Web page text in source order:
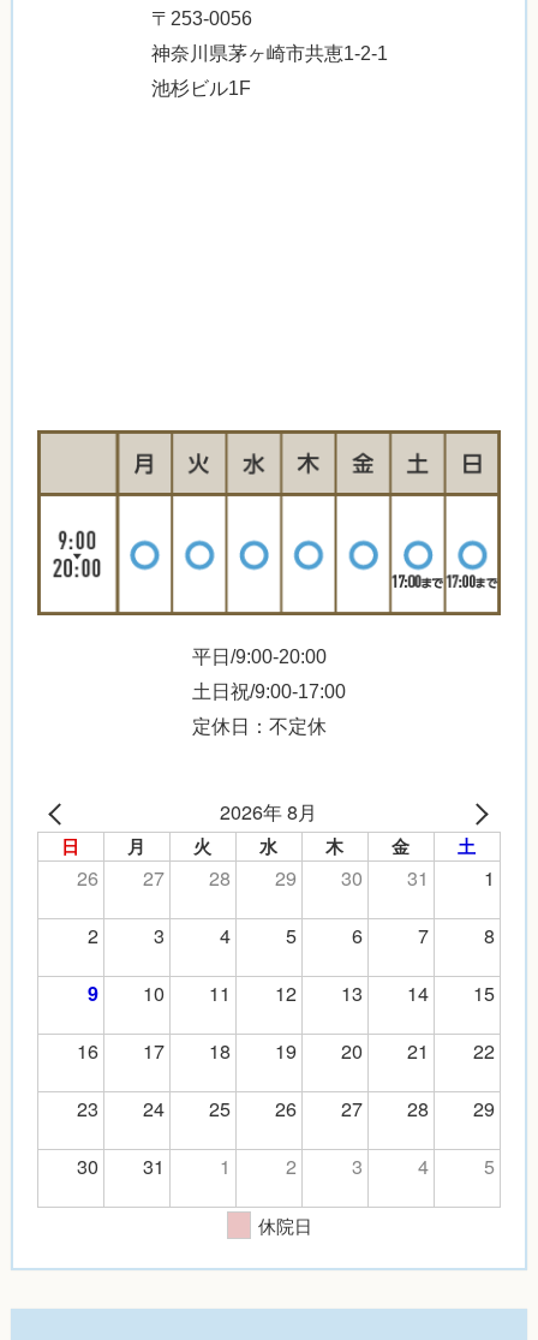
〒253-0056
神奈川県茅ヶ崎市共恵1-2-1
池杉ビル1F
平日/9:00-20:00
土日祝/9:00-17:00
定休日：不定休
2026年 8月
日 月 火 水 木 金 土
26 27 28 29 30 31
1
2
3 4 5 6 7 8
9 10 11 12 13 14
15
16
17 18 19 20 21
22
23
24 25 26 27 28
29
30
31 1 2 3 4 5
休院日